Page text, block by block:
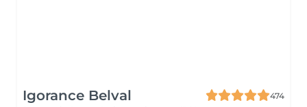
Igorance Belval
474